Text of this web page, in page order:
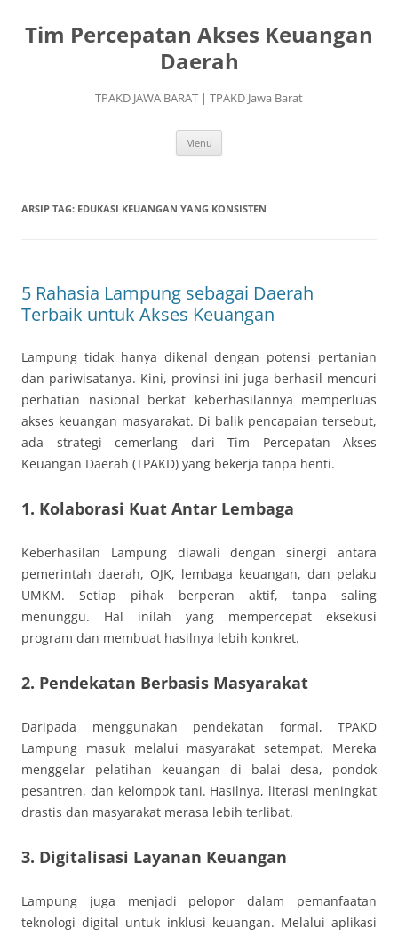
isi
Tim Percepatan Akses Keuangan
Daerah
TPAKD JAWA BARAT | TPAKD Jawa Barat
Menu
ARSIP TAG: EDUKASI KEUANGAN YANG KONSISTEN
5 Rahasia Lampung sebagai Daerah
Terbaik untuk Akses Keuangan
Lampung tidak hanya dikenal dengan potensi pertanian
dan pariwisatanya. Kini, provinsi ini juga berhasil mencuri
perhatian nasional berkat keberhasilannya memperluas
akses keuangan masyarakat. Di balik pencapaian tersebut,
ada strategi cemerlang dari Tim Percepatan Akses
Keuangan Daerah (TPAKD) yang bekerja tanpa henti.
1. Kolaborasi Kuat Antar Lembaga
Keberhasilan Lampung diawali dengan sinergi antara
pemerintah daerah, OJK, lembaga keuangan, dan pelaku
UMKM. Setiap pihak berperan aktif, tanpa saling
menunggu. Hal inilah yang mempercepat eksekusi
program dan membuat hasilnya lebih konkret.
2. Pendekatan Berbasis Masyarakat
Daripada menggunakan pendekatan formal, TPAKD
Lampung masuk melalui masyarakat setempat. Mereka
menggelar pelatihan keuangan di balai desa, pondok
pesantren, dan kelompok tani. Hasilnya, literasi meningkat
drastis dan masyarakat merasa lebih terlibat.
3. Digitalisasi Layanan Keuangan
Lampung juga menjadi pelopor dalam pemanfaatan
teknologi digital untuk inklusi keuangan. Melalui aplikasi